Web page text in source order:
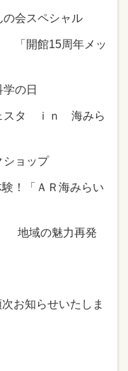
会スペシャル
「開館15周年メッ
の日
スタ ｉｎ 海みら
ョップ
！「ＡＲ海みらい
地域の魅力再発
お知らせいたしま